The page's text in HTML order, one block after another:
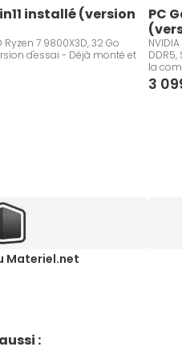
installé (version
Ryzen 7 9800X3D, 32 Go
d'essai - Déjà monté et
PC
DDR5,
la
3
Materiel.net
: